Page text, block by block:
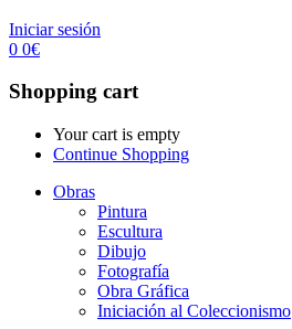
Iniciar sesión
0 0€
Shopping cart
Your cart is empty
Continue Shopping
Obras
Pintura
Escultura
Dibujo
Fotografía
Obra Gráfica
Iniciación al Coleccionismo